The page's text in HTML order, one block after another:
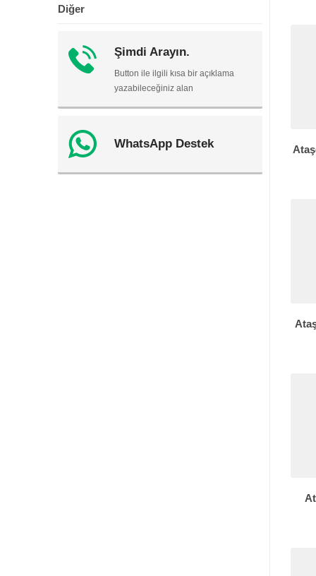
Diğer
Şimdi Arayın.
Button ile ilgili kısa bir açıklama
yazabileceğiniz alan
WhatsApp Destek